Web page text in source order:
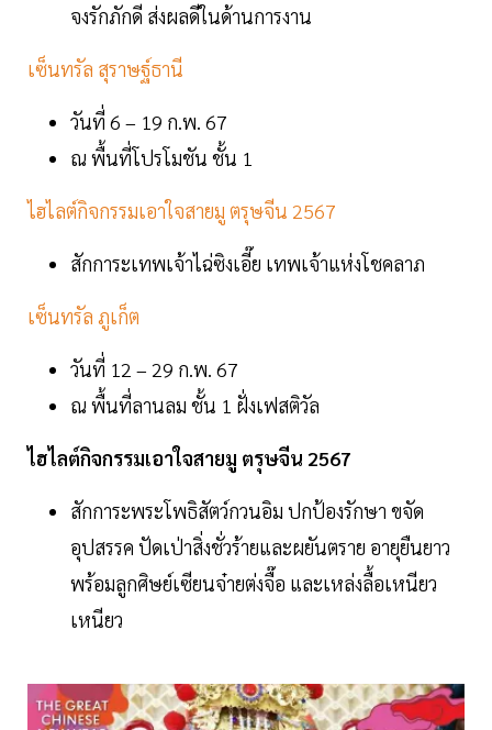
จงรักภักดี ส่งผลดีในด้านการงาน
เซ็นทรัล สุราษฐ์ธานี
วันที่ 6 – 19 ก.พ. 67
ณ พื้นที่โปรโมชัน ชั้น 1
ไฮไลต์กิจกรรมเอาใจสายมู ตรุษจีน 2567
สักการะเทพเจ้าไฉ่ซิงเอี๊ย เทพเจ้าแห่งโชคลาภ
เซ็นทรัล ภูเก็ต
วันที่ 12 – 29 ก.พ. 67
ณ พื้นที่ลานลม ชั้น 1 ฝั่งเฟสติวัล
ไฮไลต์กิจกรรมเอาใจสายมู ตรุษจีน 2567
สักการะพระโพธิสัตว์กวนอิม ปกป้องรักษา ขจัด
อุปสรรค ปัดเป่าสิ่งชั่วร้ายและผยันตราย อายุยืนยาว
พร้อมลูกศิษย์เซียนจ๋ายต่งจื๊อ และเหล่งลื้อเหนียว
เหนียว